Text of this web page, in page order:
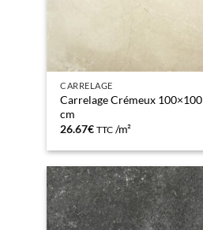
CARRELAGE
Carrelage Crémeux 100×100
cm
26.67€ TTC /m²